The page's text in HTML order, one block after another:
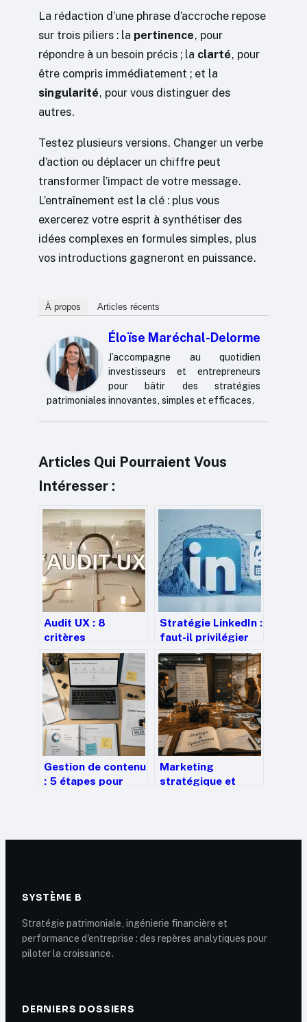
La rédaction d’une phrase d’accroche repose
sur trois piliers : la pertinence, pour
répondre à un besoin précis ; la clarté, pour
être compris immédiatement ; et la
singularité, pour vous distinguer des
autres.
Testez plusieurs versions. Changer un verbe
d’action ou déplacer un chiffre peut
transformer l’impact de votre message.
L’entraînement est la clé : plus vous
exercerez votre esprit à synthétiser des
idées complexes en formules simples, plus
vos introductions gagneront en puissance.
À propos Articles récents
Éloïse Maréchal-Delorme
J’accompagne au quotidien
investisseurs et entrepreneurs
pour bâtir des stratégies
patrimoniales innovantes, simples et efficaces.
Articles Qui Pourraient Vous
Intéresser :
Audit UX : 8
critères
d’ergonomie pour
transformer vos
points de friction
en conversion
Stratégie LinkedIn :
faut-il privilégier
votre profil
personnel ou votre
page entreprise ?
Gestion de contenu
: 5 étapes pour
actifs stratégiques
Marketing
stratégique et
vision en résultats
SYSTÈME B
Stratégie patrimoniale, ingénierie financière et
performance d'entreprise : des repères analytiques pour
piloter la croissance.
DERNIERS DOSSIERS